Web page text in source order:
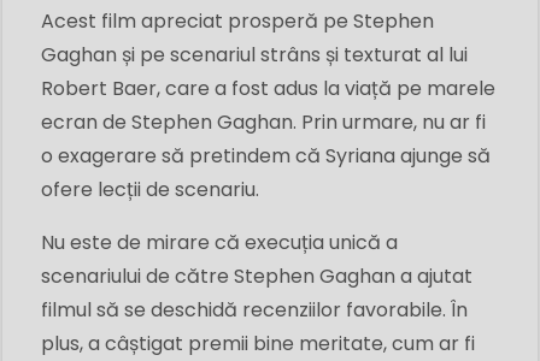
Acest film apreciat prosperă pe Stephen
Gaghan și pe scenariul strâns și texturat al lui
Robert Baer, ​​care a fost adus la viață pe marele
ecran de Stephen Gaghan. Prin urmare, nu ar fi
o exagerare să pretindem că Syriana ajunge să
ofere lecții de scenariu.
Nu este de mirare că execuția unică a
scenariului de către Stephen Gaghan a ajutat
filmul să se deschidă recenziilor favorabile. În
plus, a câștigat premii bine meritate, cum ar fi